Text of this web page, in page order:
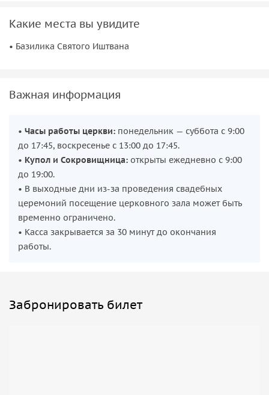
Какие места вы увидите
• Базилика Святого Иштвана
Важная информация
• Часы работы церкви: понедельник — суббота с 9:00
до 17:45, воскресенье с 13:00 до 17:45.
• Купол и Сокровищница: открыты ежедневно с 9:00
до 19:00.
• В выходные дни из-за проведения свадебных
церемоний посещение церковного зала может быть
временно ограничено.
• Касса закрывается за 30 минут до окончания
работы.
Забронировать билет